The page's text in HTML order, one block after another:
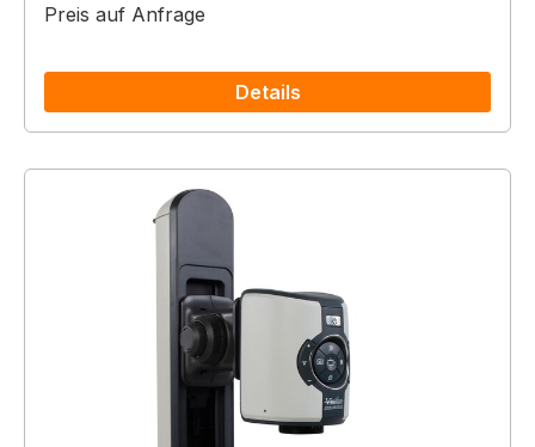
Preis auf Anfrage
Details